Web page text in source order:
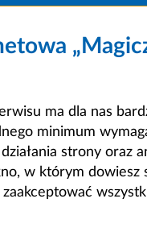
ma dla nas
minimum
strony oraz
w którym